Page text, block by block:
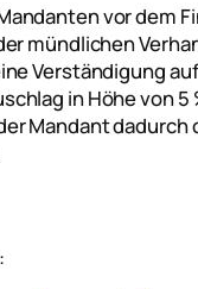
vor dem
mündlichen
Verständigung
in Höhe von 5
Mandant dadurch